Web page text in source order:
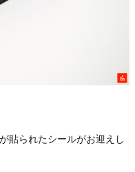
貼られたシールがお迎えし